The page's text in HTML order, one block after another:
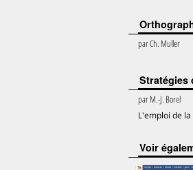
parCh. Muller
Stratégies
parM.-J. Borel
L'emploi de
voir